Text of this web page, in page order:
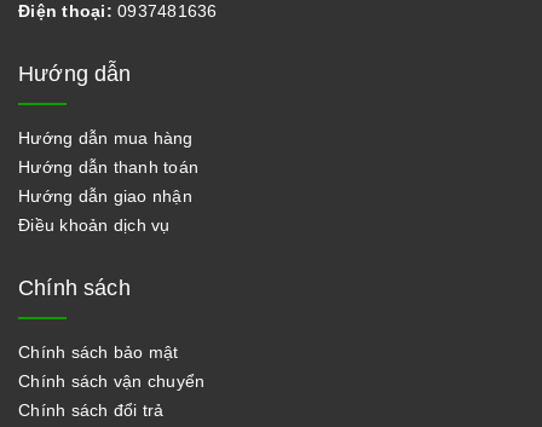
Điện thoại: 0937481636
Hướng dẫn
Hướng dẫn mua hàng
Hướng dẫn thanh toán
Hướng dẫn giao nhận
Điều khoản dịch vụ
Chính sách
Chính sách bảo mật
Chính sách vận chuyển
Chính sách đổi trả